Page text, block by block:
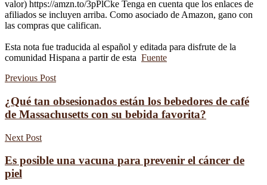
valor) https://amzn.to/3pPlCke Tenga en cuenta que los enlaces de
afiliados se incluyen arriba. Como asociado de Amazon, gano con
las compras que califican.
Esta nota fue traducida al español y editada para disfrute de la
comunidad Hispana a partir de esta Fuente
Previous Post
¿Qué tan obsesionados están los bebedores de café
de Massachusetts con su bebida favorita?
Next Post
Es posible una vacuna para prevenir el cáncer de
piel